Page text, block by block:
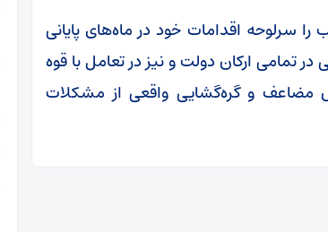
سرلوحه اقدامات خود در ماه‌های پایانی
تمامی ارکان دولت و نیز در تعامل با قوه
مضاعف و گره‌گشایی واقعی از مشکلات